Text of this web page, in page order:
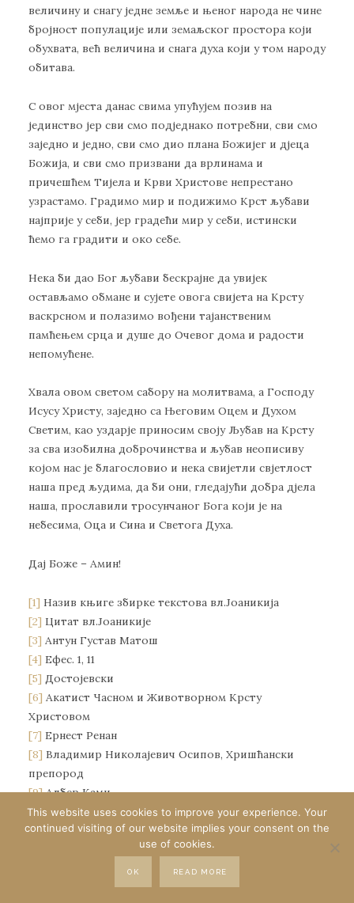
величину и снагу једне земље и њеног народа не чине
бројност популације или земаљског простора који
обухвата, већ величина и снага духа који у том народу
обитава.
С овог мјеста данас свима упућујем позив на
јединство јер сви смо подједнако потребни, сви смо
заједно и једно, сви смо дио плана Божијег и дјеца
Божија, и сви смо призвани да врлинама и
причешћем Тијела и Крви Христове непрестано
узрастамо. Градимо мир и подижимо Крст љубави
најприје у себи, јер градећи мир у себи, истински
ћемо га градити и око себе.
Нека би дао Бог љубави бескрајне да увијек
остављамо обмане и сујете овога свијета на Крсту
васкрсном и полазимо вођени тајанственим
памћењем срца и душе до Очевог дома и радости
непомућене.
Хвала овом светом сабору на молитвама, а Господу
Исусу Христу, заједно са Његовим Оцем и Духом
Светим, као уздарје приносим своју Љубав на Крсту
за сва изобилна доброчинства и љубав неописиву
којом нас је благословио и нека свијетли свјетлост
наша пред људима, да би они, гледајући добра дјела
наша, прославили тросунчаног Бога који је на
небесима, Оца и Сина и Светога Духа.
Дај Боже – Амин!
[1] Назив књиге збирке текстова вл.Јоаникија
[2] Цитат вл.Јоаникије
[3] Антун Густав Матош
[4] Ефес. 1, 11
[5] Достојевски
[6] Акатист Часном и Животворном Крсту
Христовом
[7] Ернест Ренан
[8] Владимир Николајевич Осипов, Хришћански
препород
[9]Албер Ками
Животопис Епископа
диоклијског и изабраног
будимљанско-никшићког
This website uses cookies to improve your experience. Your
continued visiting of our website implies your consent on the
use of cookies.
OK READ MORE